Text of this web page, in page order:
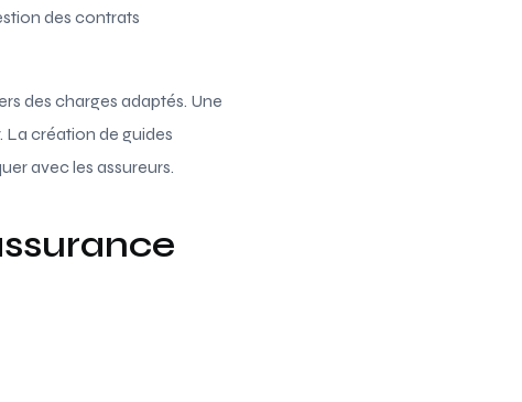
des contrats
des charges adaptés. Une
La création de guides
avec les assureurs.